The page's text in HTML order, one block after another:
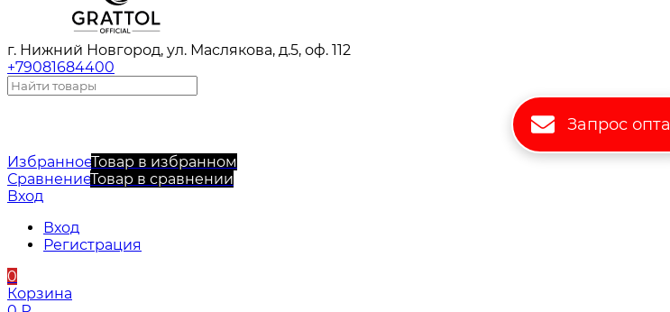
г. Нижний Новгород, ул. Маслякова, д.5, оф. 112
+79081684400
Запрос опта
ИзбранноеТовар в избранном
СравнениеТовар в сравнении
Вход
Вход
Регистрация
0
Корзина